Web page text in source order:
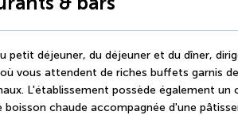
petit déjeuner, du déjeuner et du dîner,
vous attendent de riches buffets garnis
L'établissement possède également un
boisson chaude accompagnée d'une